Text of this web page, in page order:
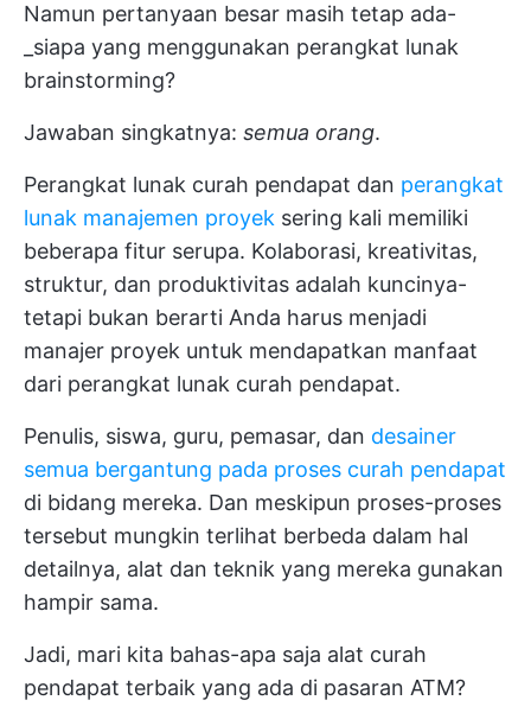
Namun pertanyaan besar masih tetap ada-
_siapa yang menggunakan perangkat lunak
brainstorming?
Jawaban singkatnya: semua orang.
Perangkat lunak curah pendapat dan perangkat
lunak manajemen proyek sering kali memiliki
beberapa fitur serupa. Kolaborasi, kreativitas,
struktur, dan produktivitas adalah kuncinya-
tetapi bukan berarti Anda harus menjadi
manajer proyek untuk mendapatkan manfaat
dari perangkat lunak curah pendapat.
Penulis, siswa, guru, pemasar, dan desainer
semua bergantung pada proses curah pendapat
di bidang mereka. Dan meskipun proses-proses
tersebut mungkin terlihat berbeda dalam hal
detailnya, alat dan teknik yang mereka gunakan
hampir sama.
Jadi, mari kita bahas-apa saja alat curah
pendapat terbaik yang ada di pasaran ATM?